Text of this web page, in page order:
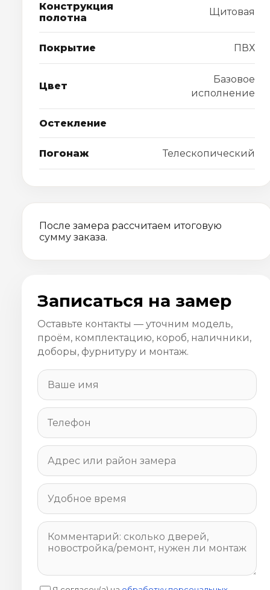
Конструкция
полотна
Щитовая
Покрытие ПВХ
Цвет
Базовое
исполнение
Остекление
Погонаж Телескопический
После замера рассчитаем итоговую
сумму заказа.
Записаться на замер
Оставьте контакты — уточним модель,
проём, комплектацию, короб, наличники,
доборы, фурнитуру и монтаж.